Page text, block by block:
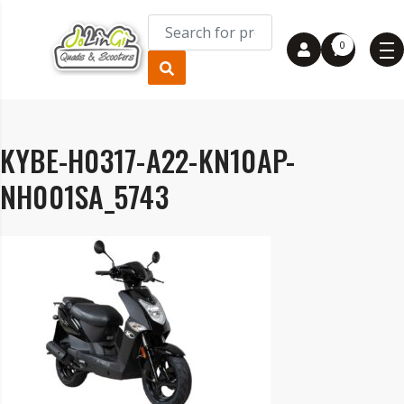
0
KYBE-H0317-A22-KN10AP-
NH001SA_5743